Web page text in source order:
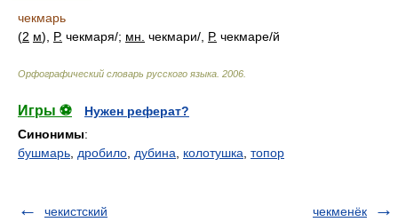
чекмарь
(2 м), Р. чекмаря/; мн. чекмари/ Р. чекмаре/й
Орфографический словарь русского языка 2006
Игры ⚽
Нужен реферат?
Синонимы:
бушмарь дробило дубина колотушка топор
чекистский чекменёк